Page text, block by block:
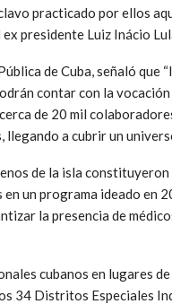
practicado por ellos
presidente Luiz Inácio
de Cuba, señaló que
contar con la
de 20 mil
llegando a cubrir un
de la isla constituyeron
un programa ideado en
la presencia de
cubanos en lugares
34 Distritos Especiales